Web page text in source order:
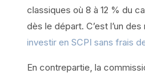
classiques où 8 à 12 % du
dès le départ. C’est l’un
investir en SCPI sans frais
En contrepartie, la